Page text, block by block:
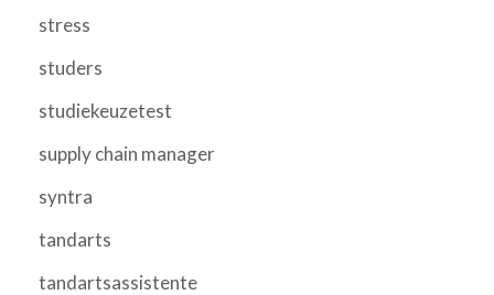
stress
studers
studiekeuzetest
supply chain manager
syntra
tandarts
tandartsassistente